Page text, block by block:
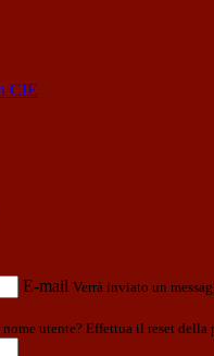
CIE
E-mail Verrà inviato un
utente? Effettua il reset della